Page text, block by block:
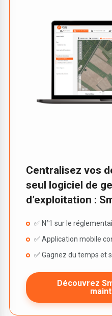
Centralisez vos
seul logiciel de
d’exploitation :
✅ N°1 sur le
✅ Application mobile
✅ Gagnez du temps et
Découvrez